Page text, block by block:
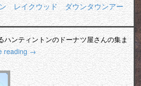
レイクウッド ダウンタウンアー
ハンティントンのドーナツ屋さんの集ま
reading→